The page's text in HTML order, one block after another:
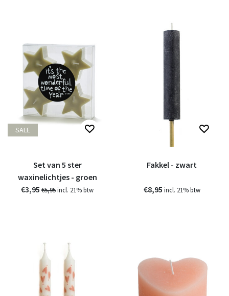
SALE
Set van 5 ster
waxinelichtjes - groen
€3,95 €5,95incl. 21% btw
Fakkel - zwart
€8,95 incl. 21% btw